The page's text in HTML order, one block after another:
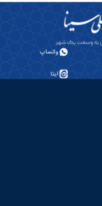
واتساپ
ایتا